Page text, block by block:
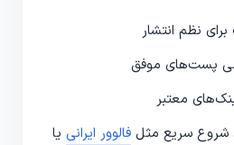
نظم انتشار
پست‌های موفق
معتبر
شروع سریع مثل فالوور ایرانی یا